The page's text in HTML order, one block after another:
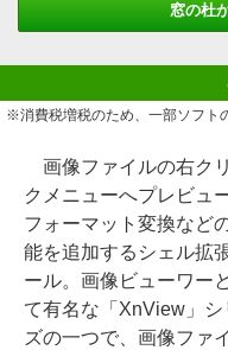
窓の杜
※消費税増税のため、一部ソフト
画像ファイルの右ク
クメニューへプレビュ
フォーマット変換など
能を追加するシェル拡
ール。画像ビューワー
て有名な「XnView」シ
ズの一つで、画像ファ